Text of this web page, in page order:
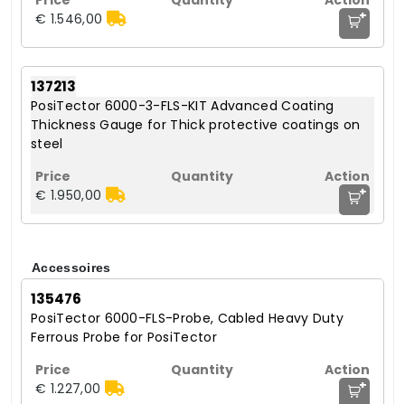
€ 1.546,00 +
137213
PosiTector 6000-3-FLS-KIT Advanced Coating
Thickness Gauge for Thick protective coatings on
steel
€ 1.950,00 +
Accessoires
135476
PosiTector 6000-FLS-Probe, Cabled Heavy Duty
Ferrous Probe for PosiTector
€ 1.227,00 +